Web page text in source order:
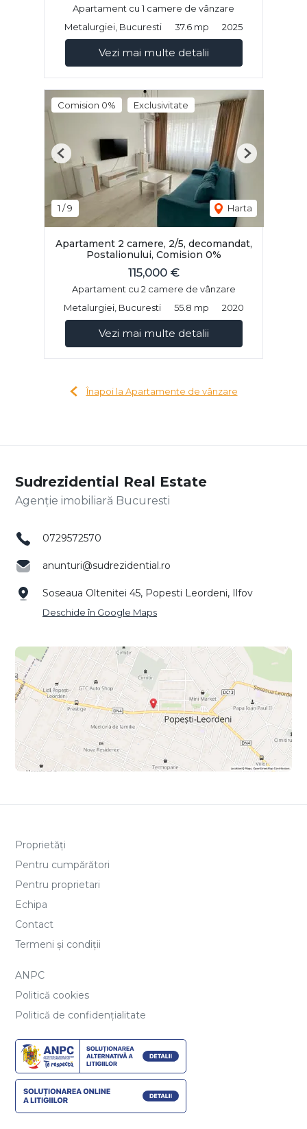
Apartament cu 1 camere de vânzare
Metalurgiei, Bucuresti
37.6 mp 2025
Vezi mai multe detalii
Comision 0% Exclusivitate
1 /9 Harta
Previous Next
Apartament 2 camere, 2/5, decomandat,
Postalionului, Comision 0%
115,000 €
Apartament cu 2 camere de vânzare
Metalurgiei, Bucuresti
55.8 mp 2020
Vezi mai multe detalii
Înapoi la Apartamente de vânzare
Sudrezidential Real Estate
Agenție imobiliară Bucuresti
0729572570
anunturi@sudrezidential.ro
Soseaua Oltenitei 45, Popesti Leordeni, Ilfov
Deschide în Google Maps
Proprietăți
Pentru cumpărători
Pentru proprietari
Echipa
Contact
Termeni și condiții
ANPC
Politică cookies
Politică de confidențialitate